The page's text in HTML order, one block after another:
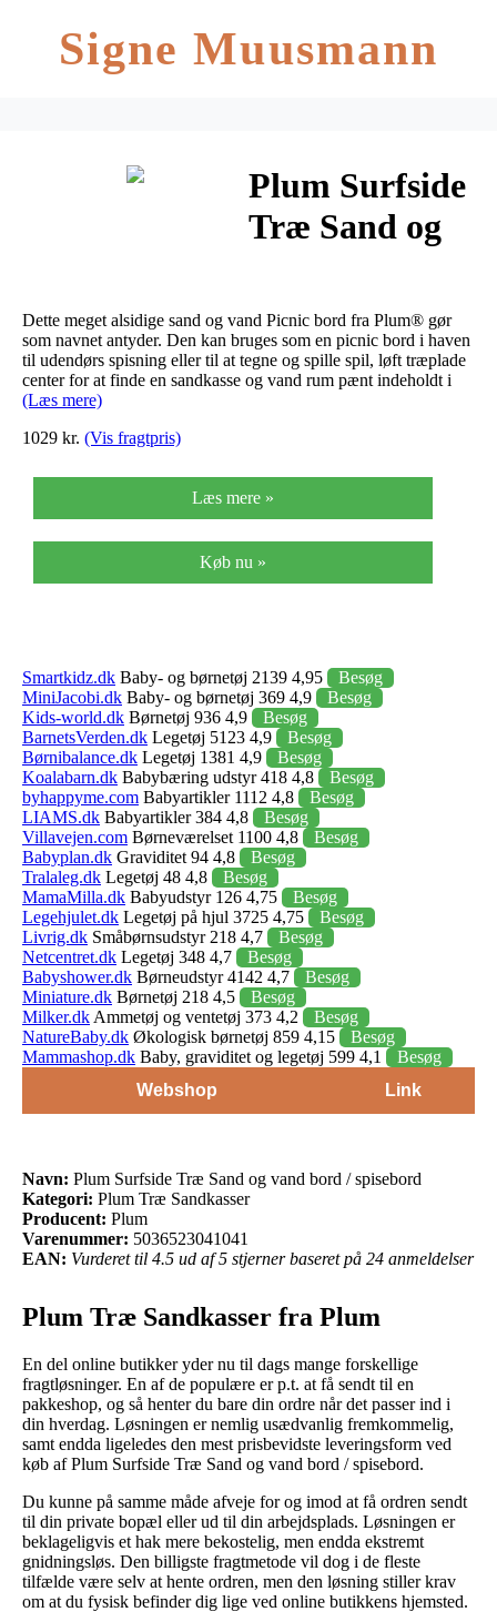
Signe Muusmann
Plum Surfside
Træ Sand og
spisebord
Dette meget alsidige sand og vand Picnic bord fra Plum® gør
som navnet antyder. Den kan bruges som en picnic bord i haven
til udendørs spisning eller til at tegne og spille spil, løft træplade
center for at finde en sandkasse og vand rum pænt indeholdt i
(Læs mere)
1029 kr. (Vis fragtpris)
Læs mere »
Køb nu »
Smartkidz.dk Baby- og børnetøj 2139 4,95
Besøg
MiniJacobi.dk Baby- og børnetøj 369 4,9
Besøg
Kids-world.dk Børnetøj 936 4,9
Besøg
BarnetsVerden.dk Legetøj 5123 4,9
Besøg
Børnibalance.dk Legetøj 1381 4,9
Besøg
Koalabarn.dk Babybæring udstyr 418 4,8
Besøg
byhappyme.com Babyartikler 1112 4,8
Besøg
LIAMS.dk Babyartikler 384 4,8
Besøg
Villavejen.com Børneværelset 1100 4,8
Besøg
Babyplan.dk Graviditet 94 4,8
Besøg
Tralaleg.dk Legetøj 48 4,8
Besøg
MamaMilla.dk Babyudstyr 126 4,75
Besøg
Legehjulet.dk Legetøj på hjul 3725 4,75
Besøg
Livrig.dk Småbørnsudstyr 218 4,7
Besøg
Netcentret.dk Legetøj 348 4,7
Besøg
Babyshower.dk Børneudstyr 4142 4,7
Besøg
Miniature.dk Børnetøj 218 4,5
Besøg
Milker.dk Ammetøj og ventetøj 373 4,2
Besøg
NatureBaby.dk Økologisk børnetøj 859 4,15
Besøg
Mammashop.dk Baby, graviditet og legetøj 599 4,1
Besøg
Webshop
Link
Navn: Plum Surfside Træ Sand og vand bord / spisebord
Kategori: Plum Træ Sandkasser
Producent: Plum
Varenummer: 5036523041041
EAN: Vurderet til 4.5 ud af 5 stjerner baseret på 24 anmeldelser
Plum Træ Sandkasser fra Plum
En del online butikker yder nu til dags mange forskellige
fragtløsninger. En af de populære er p.t. at få sendt til en
pakkeshop, og så henter du bare din ordre når det passer ind i
din hverdag. Løsningen er nemlig usædvanlig fremkommelig,
samt endda ligeledes den mest prisbevidste leveringsform ved
køb af Plum Surfside Træ Sand og vand bord / spisebord.
Du kunne på samme måde afveje for og imod at få ordren sendt
til din private bopæl eller ud til din arbejdsplads. Løsningen er
beklageligvis et hak mere bekostelig, men endda ekstremt
gnidningsløs. Den billigste fragtmetode vil dog i de fleste
tilfælde være selv at hente ordren, men den løsning stiller krav
om at du fysisk befinder dig lige ved online butikkens hjemsted.